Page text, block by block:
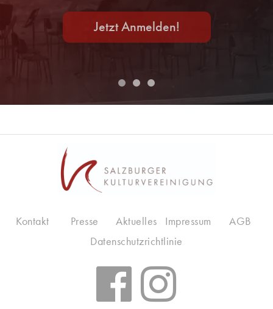
Jetzt Anmelden!
Kontakt Presse Aktuelles Impressum
AGB
Datenschutzrichtlinie